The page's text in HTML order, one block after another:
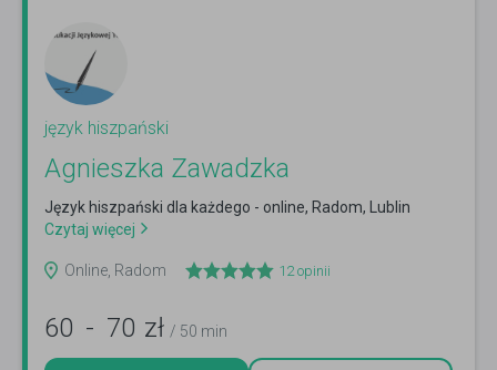
język hiszpański
Agnieszka Zawadzka
Język hiszpański dla każdego - online, Radom, Lublin
Czytaj więcej
Online, Radom 12opinii
60 - 70 zł / 50 min